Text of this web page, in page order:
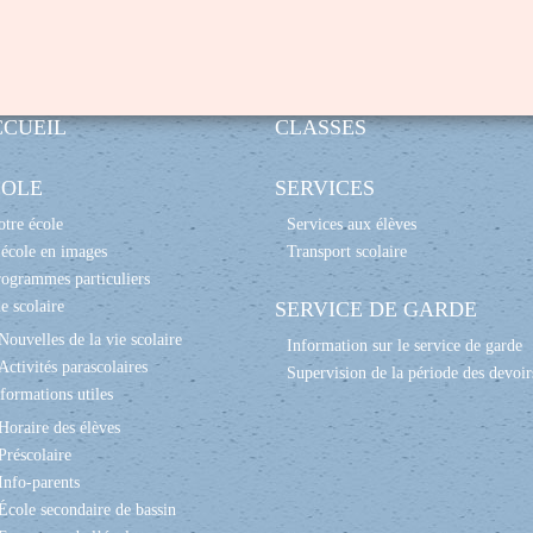
école
en images
particuliers
scolaire
de la vie scolaire
Activités parascolaires
utiles
des élèves
parents
secondaire de bassin
CLASSES
SERVICES
Services aux élèves
Transport scolaire
SERVICE DE GARDE
Information sur le service de garde
Supervision de la période des